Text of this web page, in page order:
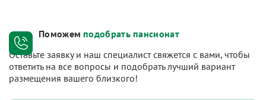
Поможем подобрать пансионат
Оставьте заявку и наш специалист свяжется с вами, чтобы
ответить на все вопросы и подобрать лучший вариант
размещения вашего близкого!